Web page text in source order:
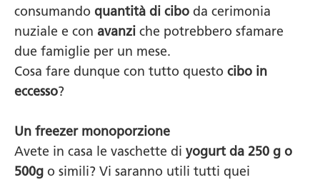
consumando quantità di cibo da cerimonia
nuziale e con avanzi che potrebbero sfamare
due famiglie per un mese.
Cosa fare dunque con tutto questo cibo in
eccesso?
Un freezer monoporzione
Avete in casa le vaschette di yogurt da 250 g o
500g o simili? Vi saranno utili tutti quei